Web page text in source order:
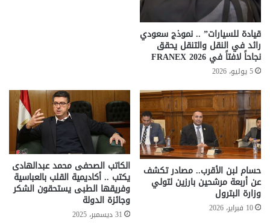
قيادة للسيارات” .. نموذج سعودي
رائد في النقل والتنقل يحقق
نجاحاً لافتاً في FRANEX 2026
5 يوليو، 2026
حسام لبن الأقرب.. مصادر تكشف
عن أربعة مرشحين بارزين لتولي
وزارة البترول
10 فبراير، 2026
الكاتب الصحفى محمد عبدالهادى
يكتب .. أكاديمية القلب بالعباسية
وفريقها الطبى يستحقون الشكر
وجائزة الدولة
31 ديسمبر، 2025